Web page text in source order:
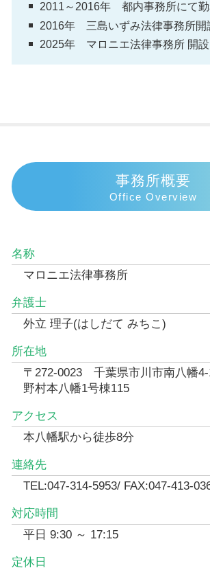
2011～2016年 都内事務所にて
2016年 三島いずみ法律事務所開
2025年 マロニエ法律事務所 開設
事務所概要
Office Overview
名称
マロニエ法律事務所
弁護士
外立 理子(はしだて みちこ)
所在地
〒272-0023 千葉県市川市南八幡
野村本八幡1号棟115
アクセス
本八幡駅から徒歩8分
連絡先
TEL:047-314-5953/ FAX:047-413-
対応時間
平日 9:30 ～ 17:15
定休日